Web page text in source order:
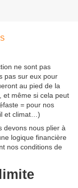
ne sont pas
pas sur eux pour
au pied de la
et même si cela peut
= pour nos
et climat…)
devons nous plier à
logique financière
nos conditions de